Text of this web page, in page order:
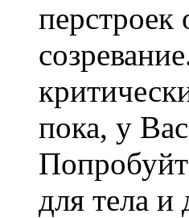
перстроек
пока, у
для тела